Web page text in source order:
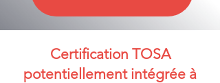
Certification TOSA
potentiellement intégrée à